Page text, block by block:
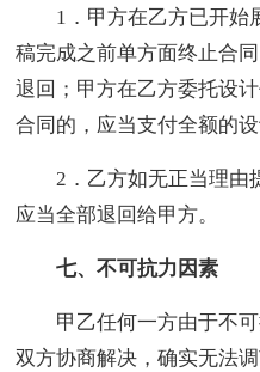
1．甲方在乙方已开始
稿完成之前单方面终止合
退回；甲方在乙方委托设
合同的，应当支付全额的设
2．乙方如无正当理由
应当全部退回给甲方。
七、不可抗力因素
甲乙任何一方由于不
双方协商解决，确实无法